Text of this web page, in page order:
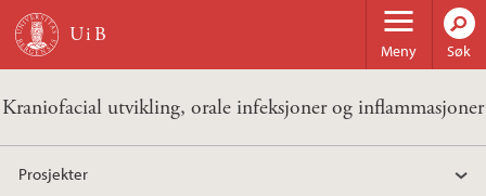
Hopp til hovedinnhold
Meny Søk
Kraniofacial utvikling, orale infeksjoner og inflammasjoner
Prosjekter